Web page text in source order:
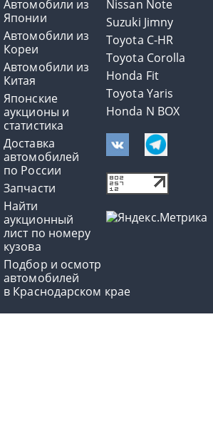
Автомобили из
Японии
Автомобили из
Кореи
Автомобили из
Китая
Японские
аукционы и
статистика
Доставка
автомобилей
по России
Запчасти
Найти
аукционный
лист по номеру
кузова
Подбор и осмотр
автомобилей
в Краснодарском крае
Nissan Note
Suzuki Jimny
Toyota C-HR
Toyota Corolla
Honda Fit
Toyota Yaris
Honda N BOX